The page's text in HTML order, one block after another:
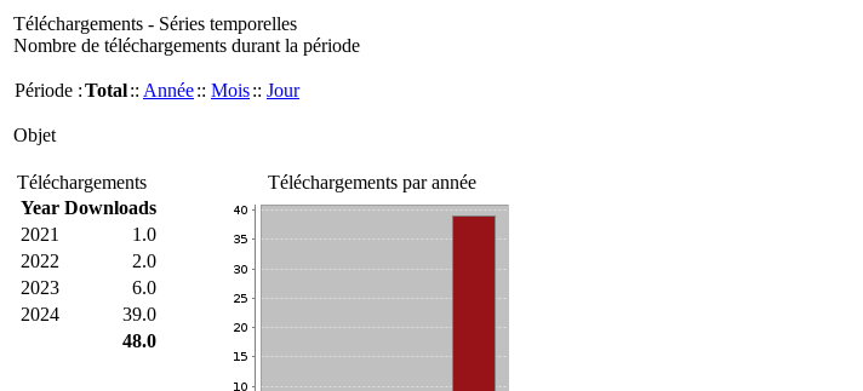
Téléchargements - Séries temporelles
Nombre de téléchargements durant la période
Période :Total:: Année:: Mois:: Jour
Objet
Téléchargements
Year Downloads
2021
1.0
2022
2.0
2023
6.0
2024
39.0
48.0
Téléchargements par année